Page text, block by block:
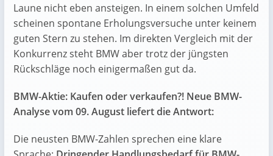
Laune nicht eben ansteigen. In einem solchen Umfeld
scheinen spontane Erholungsversuche unter keinem
guten Stern zu stehen. Im direkten Vergleich mit der
Konkurrenz steht BMW aber trotz der jüngsten
Rückschläge noch einigermaßen gut da.
BMW-Aktie: Kaufen oder verkaufen?! Neue BMW-
Analyse vom 09. August liefert die Antwort:
Die neusten BMW-Zahlen sprechen eine klare